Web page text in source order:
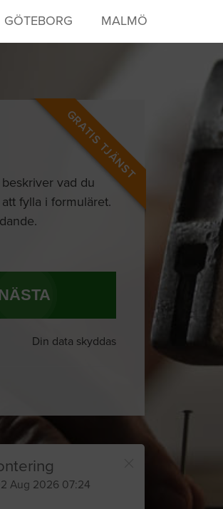
GÖTEBORG MALMÖ
GRATIS TJÄNST
vad du
fylla i formuläret.
Din data skyddas
Aug 2026 07:24